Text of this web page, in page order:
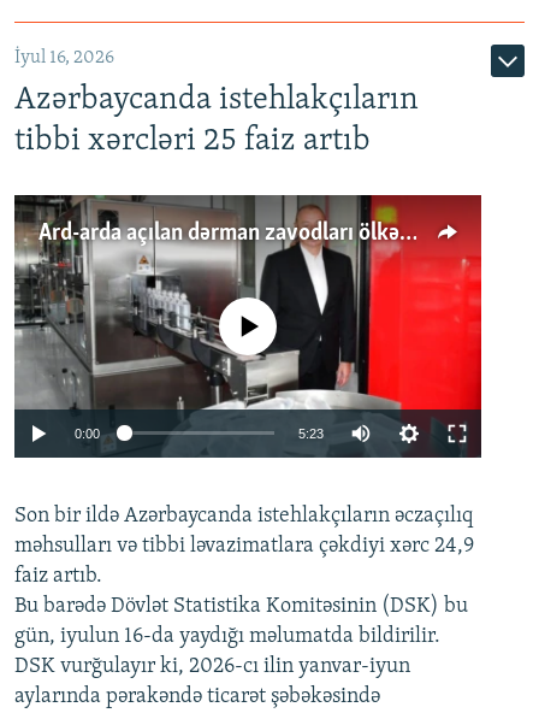
İyul 16, 2026
Azərbaycanda istehlakçıların
tibbi xərcləri 25 faiz artıb
Ard-arda açılan dərman zavodları ölkənin tələbatını ödəyirmi?
Auto 240p 360p 480p
720p 1080p
No media source currently available
0:00 5:23
360p
480p
720p
1080p
Son bir ildə Azərbaycanda istehlakçıların əczaçılıq
məhsulları və tibbi ləvazimatlara çəkdiyi xərc 24,9
faiz artıb.
Bu barədə Dövlət Statistika Komitəsinin (DSK) bu
gün, iyulun 16-da yaydığı məlumatda bildirilir.
DSK vurğulayır ki, 2026-cı ilin yanvar-iyun
aylarında pərakəndə ticarət şəbəkəsində